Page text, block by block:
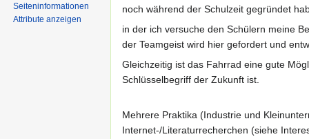
noch während der Schulzeit gegründet
in der ich versuche den Schülern meine
der Teamgeist wird hier gefordert und
Gleichzeitig ist das Fahrrad eine gute
Schlüsselbegriff der Zukunft ist.
Mehrere Praktika (Industrie und
Internet-/Literaturrecherchen (siehe
Seiten­informationen
Attribute anzeigen